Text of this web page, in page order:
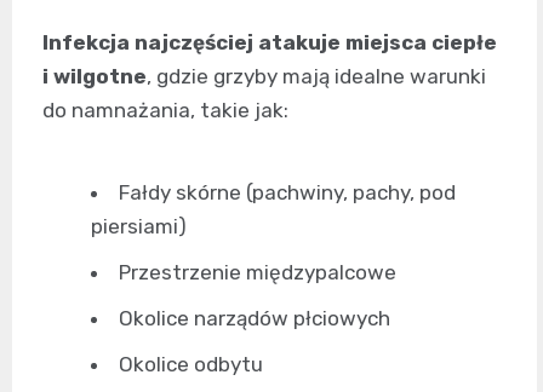
Infekcja najczęściej atakuje miejsca ciepłe
i wilgotne, gdzie grzyby mają idealne warunki
do namnażania, takie jak:
Fałdy skórne (pachwiny, pachy, pod
piersiami)
Przestrzenie międzypalcowe
Okolice narządów płciowych
Okolice odbytu